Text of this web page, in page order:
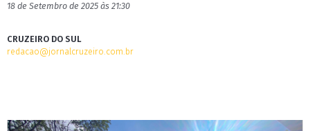
18 de Setembro de 2025 às 21:30
CRUZEIRO DO SUL
redacao@jornalcruzeiro.com.br